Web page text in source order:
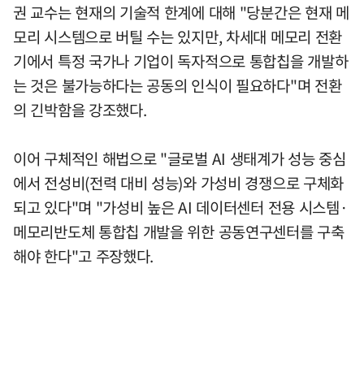
권 교수는 현재의 기술적 한계에 대해 "당분간은 현재 메
모리 시스템으로 버틸 수는 있지만, 차세대 메모리 전환
기에서 특정 국가나 기업이 독자적으로 통합칩을 개발하
는 것은 불가능하다는 공동의 인식이 필요하다"며 전환
의 긴박함을 강조했다.
이어 구체적인 해법으로 "글로벌 AI 생태계가 성능 중심
에서 전성비(전력 대비 성능)와 가성비 경쟁으로 구체화
되고 있다"며 "가성비 높은 AI 데이터센터 전용 시스템·
메모리반도체 통합칩 개발을 위한 공동연구센터를 구축
해야 한다"고 주장했다.